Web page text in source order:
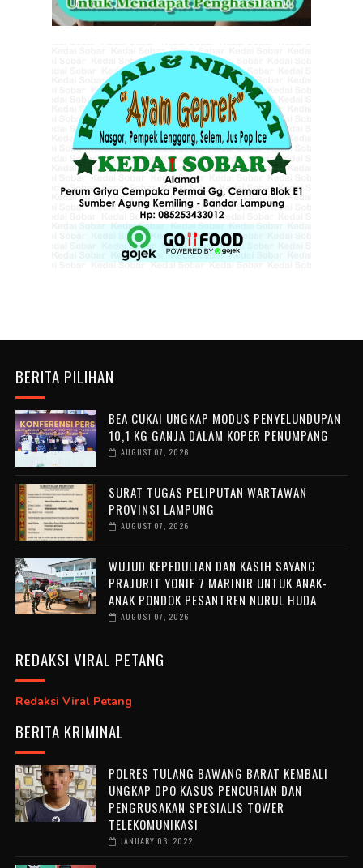
BERITA PILIHAN
BEA CUKAI UNGKAP MODUS PENYELUNDUPAN
10,1 KG GANJA DALAM KOPER PENUMPANG
AUGUST 07, 2026
SURAT TUGAS PELIPUTAN WARTAWAN
PROVINSI LAMPUNG
AUGUST 07, 2026
WUJUD KEPEDULIAN DAN KASIH SAYANG
PRAJURIT YONIF 7 MARINIR UNTUK ANAK-
ANAK PONDOK PESANTREN NURUL HUDA ‎
AUGUST 07, 2026
REDAKSI VIRAL PETANG
Redaksi Viral Petang
BERITA KRIMINAL
POLRES TULANG BAWANG BARAT KEMBALI
UNGKAP DPO KASUS PENCURIAN DAN
PENGRUSAKAN SPESIALIS TOWER
TELEKOMUNIKASI
JANUARY 03, 2022